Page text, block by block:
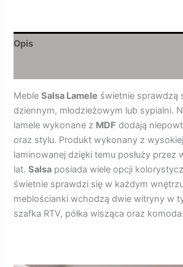
Opis
MebleSalsa Lamele świetnie sprawdzą
dziennym, młodzieżowym lub sypialni.
lamele wykonane z MDF dodają
oraz stylu. Produkt wykonany z
laminowanej dzięki temu posłuży przez
lat.Salsa posiada wiele opcji
świetnie sprawdzi się w każdym
meblościanki wchodzą dwie witryny w
szafka RTV, półka wisząca oraz komoda.